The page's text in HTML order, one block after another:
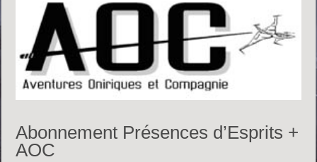
Abonnement Présences d’Esprits +
AOC